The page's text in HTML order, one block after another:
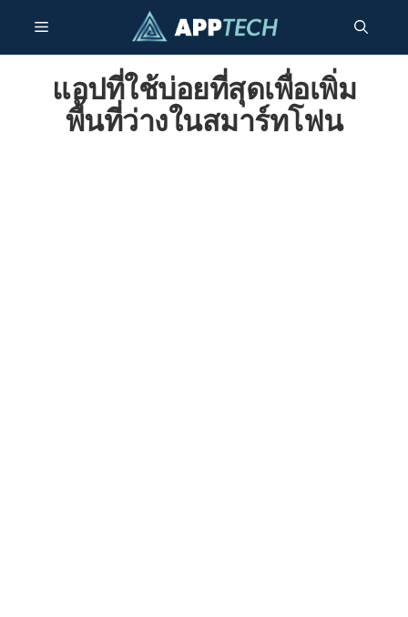
ยัง
เมนู
แอปที่ใช้บ่อยที่สุดเพื่อเพิ่ม
พื้นที่ว่างในสมาร์ทโฟน